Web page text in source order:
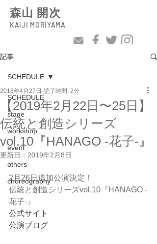
森山 開次
KAIJI MORIYAMA
記事
SCHEDULE
stage
workshop
event
others
choreography
SCHEDULE
【2019年2月22日〜25日】
伝統と創造シリーズ
vol.10『HANAGO -花子-』
2018年4月27日 読了時間: 2分
更新日： 2019年2月8日
2月26日追加公演決定！
伝統と創造シリーズvol.10『HANAGO -
花子-』
公式サイト
公演ブログ